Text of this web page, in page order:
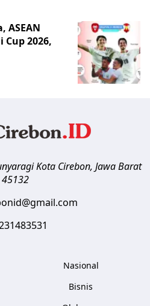
ASEAN
2026,
Kota Cirebon, Jawa Barat
45132
Nasional
Bisnis